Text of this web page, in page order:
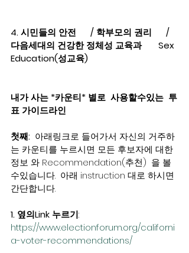
4. 시민들의 안전      / 학부모의 권리      /
다음세대의 건강한 정체성 교육과       Sex
Education(성교육)
내가 사는 *카운티* 별로  사용할수있는  투
표 가이드라인
첫째:
  아래링크로 들어가서 자신의 거주하
는 카운티를 누르시면 모든 후보자에 대한
정보 와 Recommendation(추천)  을 볼
수있습니다.  아래 instruction 대로 하시면
간단합니다.
1. 옆의Link 누르기:
https://www.electionforum.org/californi
a-voter-recommendations/